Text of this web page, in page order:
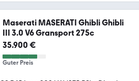
Maserati MASERATI Ghibli Ghibli
III 3.0 V6 Gransport 275c
35.900 €
Guter Preis